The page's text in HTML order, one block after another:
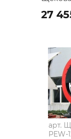
27
арт.
РЕW-